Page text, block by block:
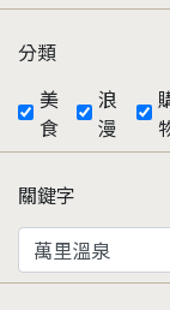
分類
美
食
浪
漫
關鍵字